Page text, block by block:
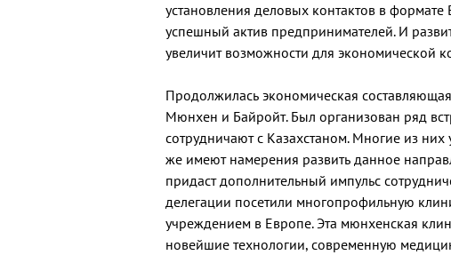
установления деловых контактов в
успешный актив предпринимателей. И
увеличит возможности для экономической
Продолжилась экономическая
Мюнхен и Байройт. Был организован ряд
сотрудничают с Казахстаном. Многие из
же имеют намерения развить данное
придаст дополнительный импульс
делегации посетили многопрофильную
учреждением в Европе. Эта мюнхенская
новейшие технологии, современную